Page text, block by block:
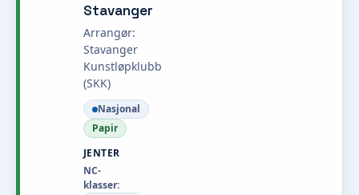
Stavanger
Arrangør:
Stavanger
Kunstløpklubb
(SKK)
Nasjonal
Papir
JENTER
NC-
klasser: